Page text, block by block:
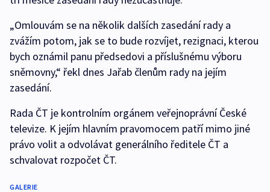
„Omlouvám se na několik dalších zasedání rady a
zvážím potom, jak se to bude rozvíjet, rezignaci, kterou
bych oznámil panu předsedovi a příslušnému výboru
sněmovny,“ řekl dnes Jařab členům rady na jejím
zasedání.
Rada ČT je kontrolním orgánem veřejnoprávní České
televize. K jejím hlavním pravomocem patří mimo jiné
právo volit a odvolávat generálního ředitele ČT a
schvalovat rozpočet ČT.
GALERIE